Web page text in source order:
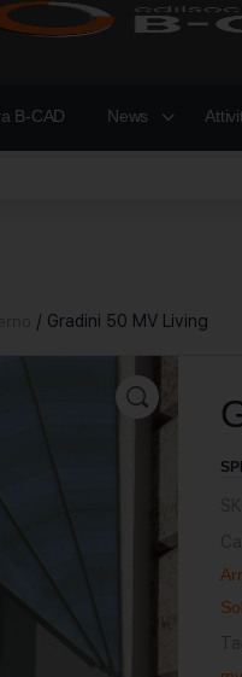
B-CAD News
/ Gradini 50 MV Living